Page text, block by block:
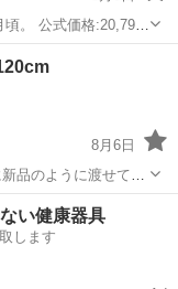
頃。 公式価格:20,790
。 ま...
8月6日
品のように渡せて欲
ク
い健康器具
します